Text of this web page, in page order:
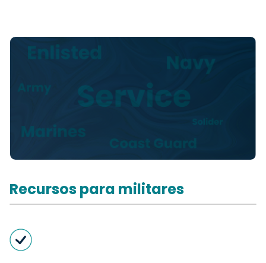
Recursos para militares